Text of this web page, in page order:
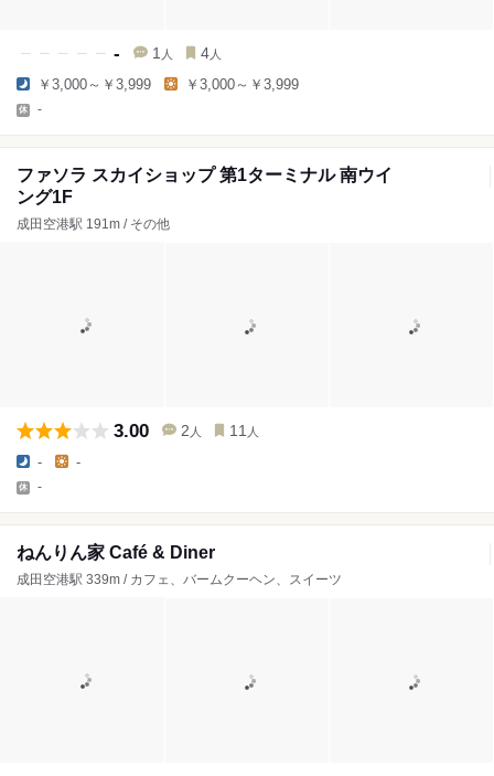
- 1 人 4 人
￥3,000～￥3,999 ￥3,000～￥3,999
-
ファソラ スカイショップ 第1ターミナル 南ウイ
ング1F
成田空港駅 191m / その他
3.00 2 人 11 人
- -
-
ねんりん家 Café & Diner
成田空港駅 339m / カフェ、バームクーヘン、スイーツ